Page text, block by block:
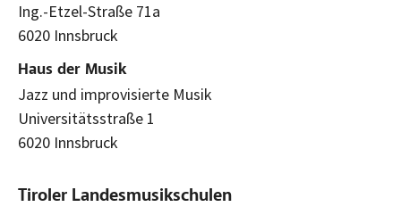
Ing.-Etzel-Straße 71a
6020 Innsbruck
Haus der Musik
Jazz und improvisierte Musik
Universitätsstraße 1
6020 Innsbruck
Tiroler Landesmusikschulen